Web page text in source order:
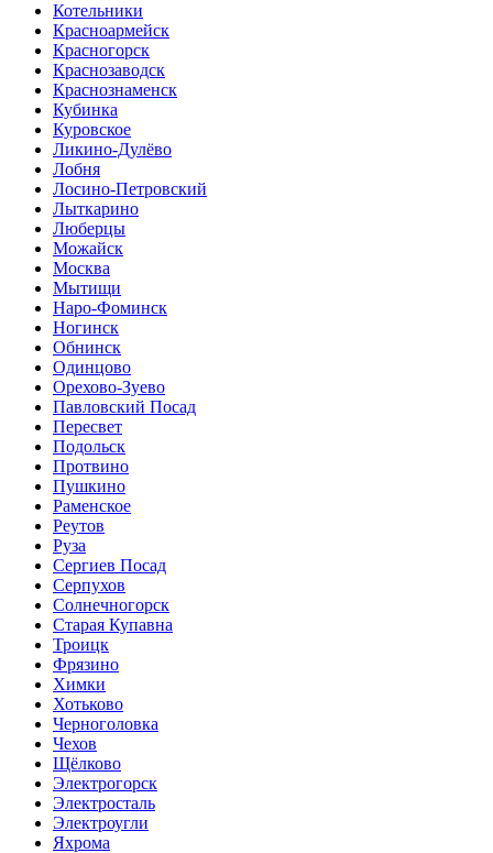
Котельники
Красноармейск
Красногорск
Краснозаводск
Краснознаменск
Кубинка
Куровское
Ликино-Дулёво
Лобня
Лосино-Петровский
Лыткарино
Люберцы
Можайск
Москва
Мытищи
Наро-Фоминск
Ногинск
Обнинск
Одинцово
Орехово-Зуево
Павловский Посад
Пересвет
Подольск
Протвино
Пушкино
Раменское
Реутов
Руза
Сергиев Посад
Серпухов
Солнечногорск
Старая Купавна
Троицк
Фрязино
Химки
Хотьково
Черноголовка
Чехов
Щёлково
Электрогорск
Электросталь
Электроугли
Яхрома